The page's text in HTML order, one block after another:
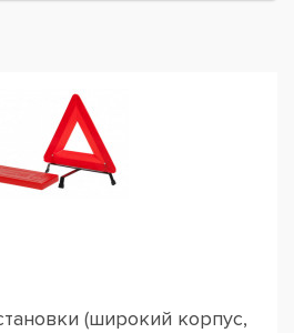
(широкий корпус,